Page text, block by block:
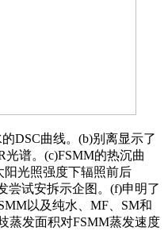
DSC曲线。(b)别离显示了
谱。(c)FSMM的热沉曲
阳光照强度下辐照前后
尝试安拆示企图。(f)申明了
以及纯水、MF、SM和
蒸发面积对FSMM蒸发速度